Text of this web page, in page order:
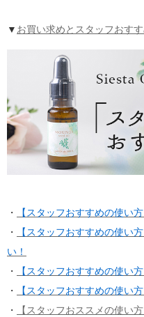
▼ お買い求めとスタッフおす
・
【スタッフおすすめの使い
・
【スタッフおすすめの使い
い！
・
【スタッフおすすめの使い
・
【スタッフおすすめの使い
・
【スタッフおススメの使い